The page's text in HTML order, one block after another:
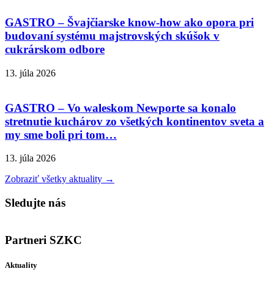
GASTRO – Švajčiarske know-how ako opora pri
budovaní systému majstrovských skúšok v
cukrárskom odbore
13. júla 2026
GASTRO – Vo waleskom Newporte sa konalo
stretnutie kuchárov zo všetkých kontinentov sveta a
my sme boli pri tom…
13. júla 2026
Zobraziť všetky aktuality →
Sledujte nás
Partneri SZKC
Aktuality